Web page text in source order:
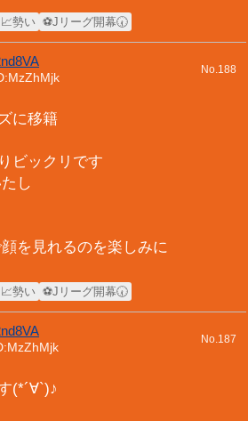
📈勢い ⚽Jリーグ開幕🕢
No.188
に移籍
ビックリです
し
を見れるのを楽しみに
📈勢い ⚽Jリーグ開幕🕢
No.187
(*´∀`)♪